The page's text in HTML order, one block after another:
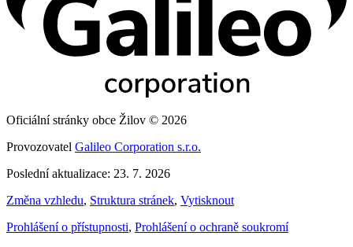
Oficiální stránky obce Žilov © 2026
Provozovatel Galileo Corporation s.r.o.
Poslední aktualizace: 23. 7. 2026
Změna vzhledu, Struktura stránek, Vytisknout
Prohlášení o přístupnosti, Prohlášení o ochraně soukromí